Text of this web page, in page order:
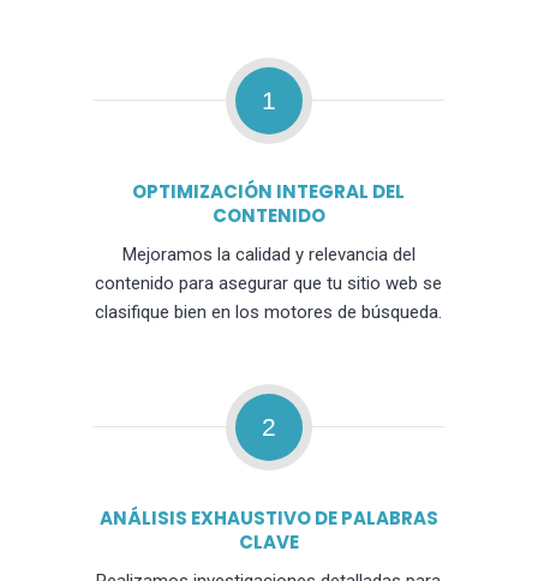
1
OPTIMIZACIÓN INTEGRAL DEL
CONTENIDO
Mejoramos la calidad y relevancia del
contenido para asegurar que tu sitio web se
clasifique bien en los motores de búsqueda.
2
ANÁLISIS EXHAUSTIVO DE PALABRAS
CLAVE